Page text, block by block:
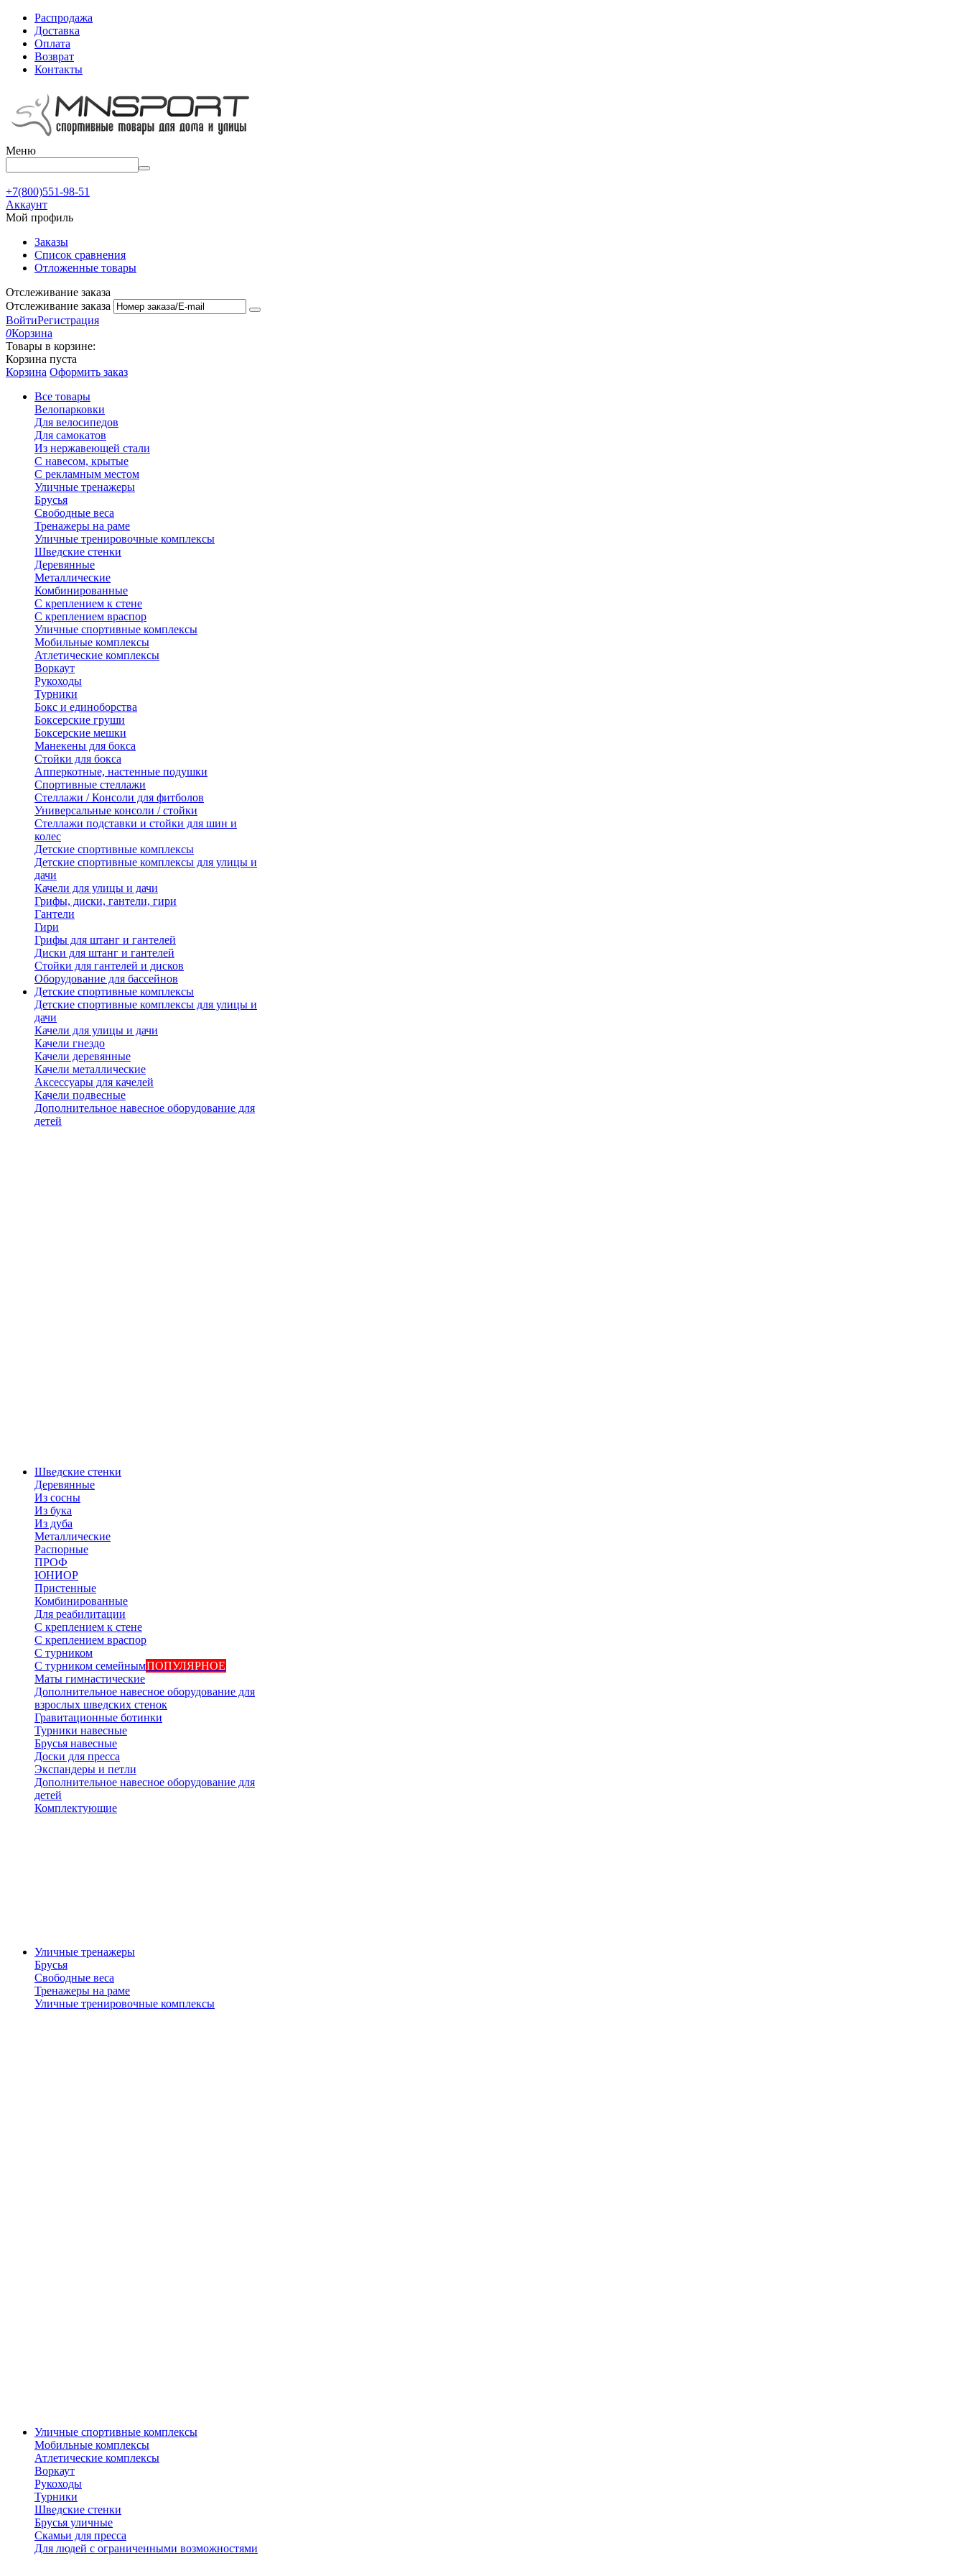
Распродажа
Доставка
Оплата
Возврат
Контакты
Меню
+7(800)551-98-51
Аккаунт
Мой профиль
Заказы
Список сравнения
Отложенные товары
Отслеживание заказа
Отслеживание заказа
ВойтиРегистрация
0Корзина
Товары в корзине:
Корзина пуста
Корзина Оформить заказ
Все товары
Велопарковки
Для велосипедов
Для самокатов
Из нержавеющей стали
С навесом, крытые
С рекламным местом
Уличные тренажеры
Брусья
Свободные веса
Тренажеры на раме
Уличные тренировочные комплексы
Шведские стенки
Деревянные
Металлические
Комбинированные
С креплением к стене
С креплением враспор
Уличные спортивные комплексы
Мобильные комплексы
Атлетические комплексы
Воркаут
Рукоходы
Турники
Бокс и единоборства
Боксерские груши
Боксерские мешки
Манекены для бокса
Стойки для бокса
Апперкотные, настенные подушки
Спортивные стеллажи
Стеллажи / Консоли для фитболов
Универсальные консоли / стойки
Стеллажи подставки и стойки для шин и
колес
Детские спортивные комплексы
Детские спортивные комплексы для улицы и
дачи
Качели для улицы и дачи
Грифы, диски, гантели, гири
Гантели
Гири
Грифы для штанг и гантелей
Диски для штанг и гантелей
Стойки для гантелей и дисков
Оборудование для бассейнов
Детские спортивные комплексы
Детские спортивные комплексы для улицы и
дачи
Качели для улицы и дачи
Качели гнездо
Качели деревянные
Качели металлические
Аксессуары для качелей
Качели подвесные
Дополнительное навесное оборудование для
детей
Шведские стенки
Деревянные
Из сосны
Из бука
Из дуба
Металлические
Распорные
ПРОФ
ЮНИОР
Пристенные
Комбинированные
Для реабилитации
С креплением к стене
С креплением враспор
С турником
С турником семейнымПОПУЛЯРНОЕ
Маты гимнастические
Дополнительное навесное оборудование для
взрослых шведских стенок
Гравитационные ботинки
Турники навесные
Брусья навесные
Доски для пресса
Экспандеры и петли
Дополнительное навесное оборудование для
детей
Комплектующие
Уличные тренажеры
Брусья
Свободные веса
Тренажеры на раме
Уличные тренировочные комплексы
Уличные спортивные комплексы
Мобильные комплексы
Атлетические комплексы
Воркаут
Рукоходы
Турники
Шведские стенки
Брусья уличные
Скамьи для пресса
Для людей с ограниченными возможностями